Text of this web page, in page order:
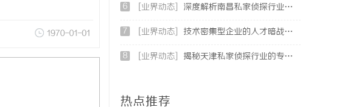
1970-01-01
6 [业界动态] 深度解析南昌私家侦探行业的发展与应用现状
7 [业界动态] 技术密集型企业的人才暗战：北京商业秘密律师如何守住“人带技术走”的底线
8 [业界动态] 揭秘天津私家侦探行业的专业服务与发展趋势
热点推荐